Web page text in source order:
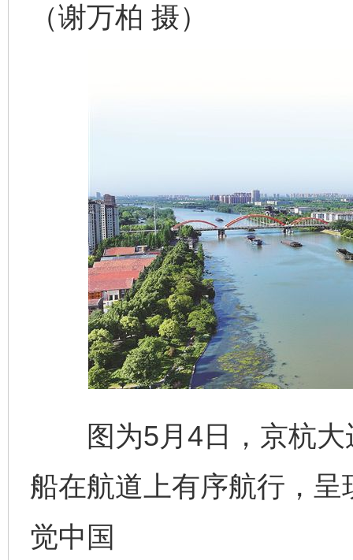
（谢万柏 摄）
图为5月4日，京杭大
船在航道上有序航行，
觉中国